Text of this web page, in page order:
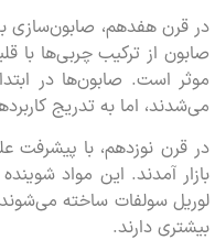
هفدهم، صابون‌سازی به
از ترکیب چربی‌ها با قلیا
است. صابون‌ها در ابتدا
اما به تدریج کاربردهای
نوزدهم، با پیشرفت علم
آمدند. این مواد شوینده
سولفات ساخته می‌شوند و
دارند.